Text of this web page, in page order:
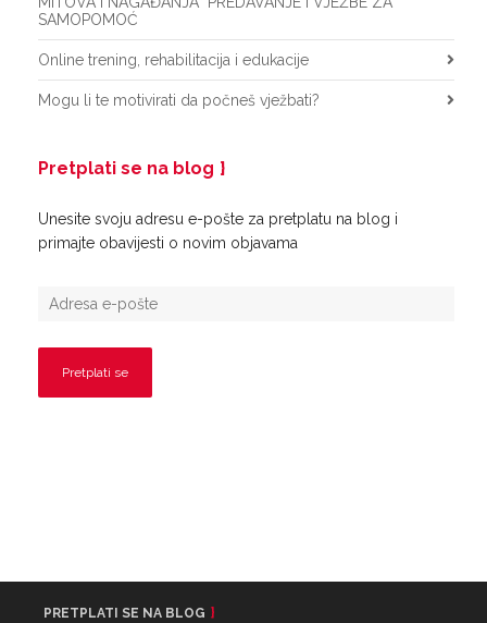
SAMOPOMOĆ
Online trening, rehabilitacija i edukacije
Mogu li te motivirati da počneš vježbati?
Pretplati se na blog
Unesite svoju adresu e-pošte za pretplatu na blog i
primajte obavijesti o novim objavama
PRETPLATI SE NA BLOG